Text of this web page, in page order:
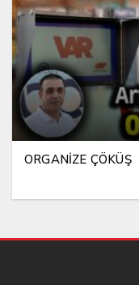
ORGANİZE ÇÖKÜŞ